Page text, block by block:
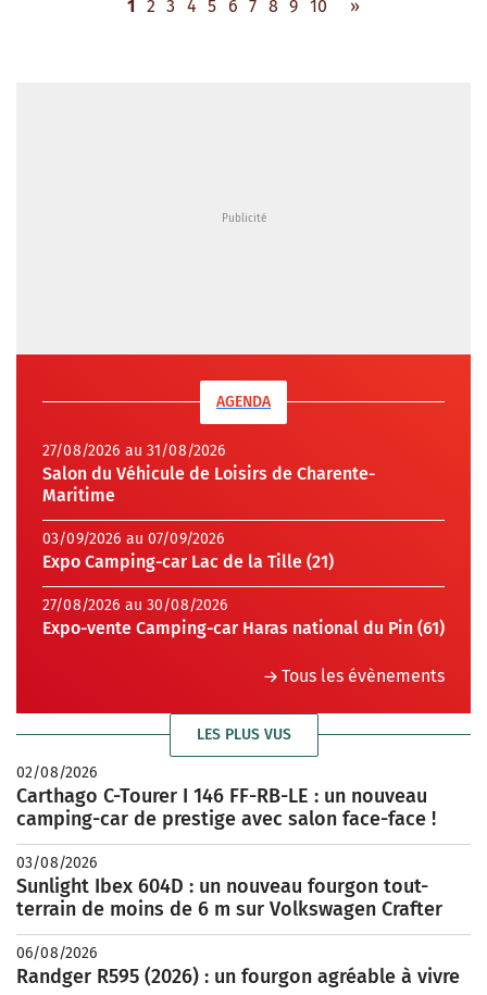
1 2 3 4 5 6 7 8 9 10 »
AGENDA
27/08/2026 au 31/08/2026
Salon du Véhicule de Loisirs de Charente-
Maritime
03/09/2026 au 07/09/2026
Expo Camping-car Lac de la Tille (21)
27/08/2026 au 30/08/2026
Expo-vente Camping-car Haras national du Pin (61)
Tous les évènements
LES PLUS VUS
02/08/2026
Carthago C-Tourer I 146 FF-RB-LE : un nouveau
camping-car de prestige avec salon face-face !
03/08/2026
Sunlight Ibex 604D : un nouveau fourgon tout-
terrain de moins de 6 m sur Volkswagen Crafter
06/08/2026
Randger R595 (2026) : un fourgon agréable à vivre